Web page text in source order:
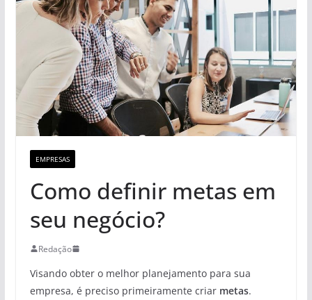
EMPRESAS
Como definir metas em
seu negócio?
Redação
Visando obter o melhor planejamento para sua
empresa, é preciso primeiramente criar metas.